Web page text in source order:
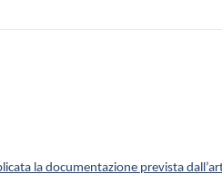
n. 1 c/o Azienda USL di
la documentazione prevista